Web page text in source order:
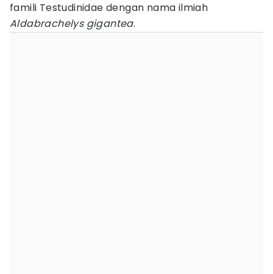
famili Testudinidae dengan nama ilmiah
Aldabrachelys gigantea.